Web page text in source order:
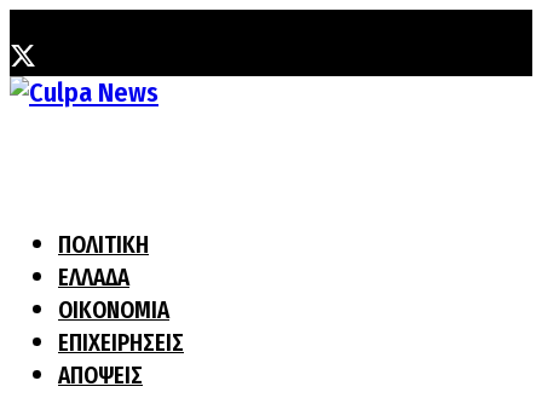
ΠΟΛΙΤΙΚΗ
ΕΛΛΑΔΑ
ΟΙΚΟΝΟΜΙΑ
ΕΠΙΧΕΙΡΗΣΕΙΣ
ΑΠΟΨΕΙΣ